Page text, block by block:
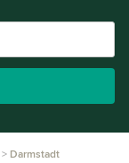
Darmstadt